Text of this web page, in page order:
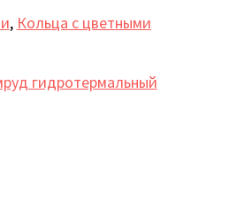
, Кольца с цветными
гидротермальный